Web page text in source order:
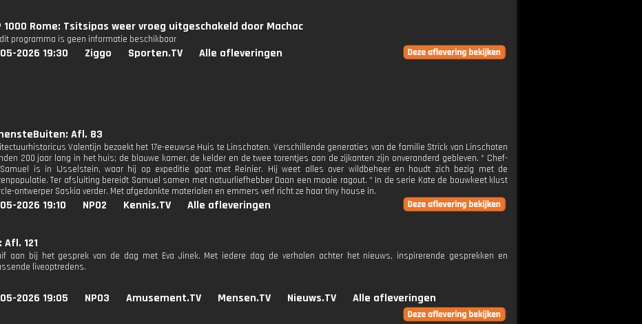
1000 Rome: Tsitsipas weer vroeg uitgeschakeld door Machac
programma is geen informatie beschikbaar
2026 19:30 Ziggo Sporten.TV Alle afleveringen
Afl. 83
Valentijn bezoekt het 17e-eeuwse Huis te Linschoten. Verschillende generaties van de familie Strick van Linschoten
200 jaar lang in het huis; de blauwe kamer, de kelder en de twee torentjes aan de zijkanten zijn onveranderd gebleven. * Chef-
is in IJsselstein, waar hij op expeditie gaat met Reinier. Hij weet alles over wildbeheer en houdt zich bezig met de
Ter afsluiting bereidt Samuel samen met natuurliefhebber Daan een mooie ragout. * In de serie Kate de bouwkeet klust
ontwerper Saskia verder. Met afgedankte materialen en emmers verf richt ze haar tiny house in.
2026 19:10 NPO2 Kennis.TV Alle afleveringen
Afl. 121
aan bij het gesprek van de dag met Eva Jinek. Met iedere dag de verhalen achter het nieuws, inspirerende gesprekken en
liveoptredens.
2026 19:05 NPO3 Amusement.TV Mensen.TV Nieuws.TV Alle afleveringen